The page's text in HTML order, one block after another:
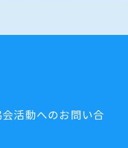
活動へのお問い合